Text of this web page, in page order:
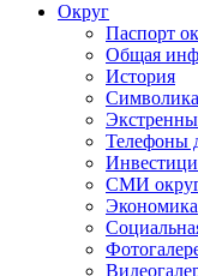
Округ
Паспорт
Общая
История
Символика
Телефоны
СМИ
Экономика